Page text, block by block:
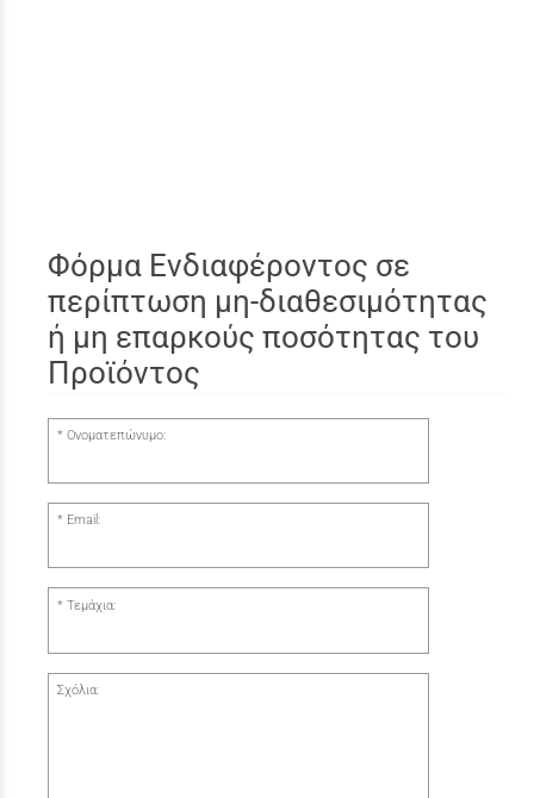
Φόρμα Ενδιαφέροντος σε
περίπτωση μη-διαθεσιμότητας
ή μη επαρκούς ποσότητας του
Προϊόντος
Ονοματεπώνυμο:
Email:
Τεμάχια:
Σχόλια: